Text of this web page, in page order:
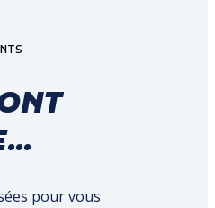
pour vous